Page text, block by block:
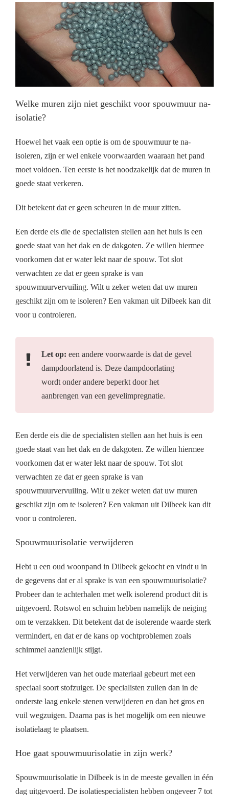
Welke muren zijn niet geschikt voor spouwmuur na-
isolatie?
Hoewel het vaak een optie is om de spouwmuur te na-
isoleren, zijn er wel enkele voorwaarden waaraan het pand
moet voldoen. Ten eerste is het noodzakelijk dat de muren in
goede staat verkeren.
Dit betekent dat er geen scheuren in de muur zitten.
Een derde eis die de specialisten stellen aan het huis is een
goede staat van het dak en de dakgoten. Ze willen hiermee
voorkomen dat er water lekt naar de spouw. Tot slot
verwachten ze dat er geen sprake is van
spouwmuurvervuiling. Wilt u zeker weten dat uw muren
geschikt zijn om te isoleren? Een vakman uit Dilbeek kan dit
voor u controleren.
Let op: een andere voorwaarde is dat de gevel
dampdoorlatend is. Deze dampdoorlating
wordt onder andere beperkt door het
aanbrengen van een gevelimpregnatie.
Een derde eis die de specialisten stellen aan het huis is een
goede staat van het dak en de dakgoten. Ze willen hiermee
voorkomen dat er water lekt naar de spouw. Tot slot
verwachten ze dat er geen sprake is van
spouwmuurvervuiling. Wilt u zeker weten dat uw muren
geschikt zijn om te isoleren? Een vakman uit Dilbeek kan dit
voor u controleren.
Spouwmuurisolatie verwijderen
Hebt u een oud woonpand in Dilbeek gekocht en vindt u in
de gegevens dat er al sprake is van een spouwmuurisolatie?
Probeer dan te achterhalen met welk isolerend product dit is
uitgevoerd. Rotswol en schuim hebben namelijk de neiging
om te verzakken. Dit betekent dat de isolerende waarde sterk
vermindert, en dat er de kans op vochtproblemen zoals
schimmel aanzienlijk stijgt.
Het verwijderen van het oude materiaal gebeurt met een
speciaal soort stofzuiger. De specialisten zullen dan in de
onderste laag enkele stenen verwijderen en dan het gros en
vuil wegzuigen. Daarna pas is het mogelijk om een nieuwe
isolatielaag te plaatsen.
Hoe gaat spouwmuurisolatie in zijn werk?
Spouwmuurisolatie in Dilbeek is in de meeste gevallen in één
dag uitgevoerd. De isolatiespecialisten hebben ongeveer 7 tot